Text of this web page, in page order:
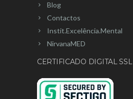
Blog
Contactos
Instit.Excelência.Mental
NirvanaMED
CERTIFICADO DIGITAL SSL